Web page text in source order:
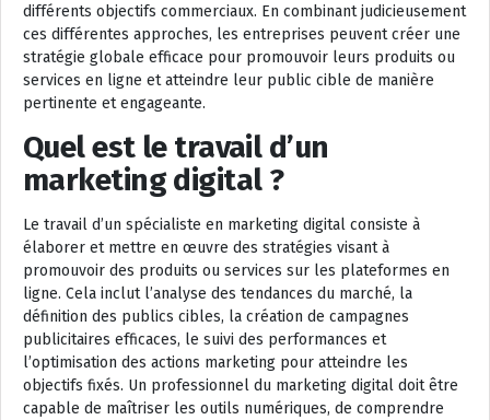
différents objectifs commerciaux. En combinant judicieusement
ces différentes approches, les entreprises peuvent créer une
stratégie globale efficace pour promouvoir leurs produits ou
services en ligne et atteindre leur public cible de manière
pertinente et engageante.
Quel est le travail d’un
marketing digital ?
Le travail d’un spécialiste en marketing digital consiste à
élaborer et mettre en œuvre des stratégies visant à
promouvoir des produits ou services sur les plateformes en
ligne. Cela inclut l’analyse des tendances du marché, la
définition des publics cibles, la création de campagnes
publicitaires efficaces, le suivi des performances et
l’optimisation des actions marketing pour atteindre les
objectifs fixés. Un professionnel du marketing digital doit être
capable de maîtriser les outils numériques, de comprendre